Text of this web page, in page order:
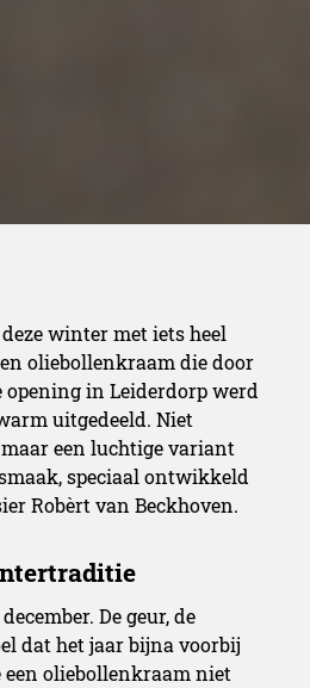
winter met iets heel
oliebollenkraam die door
opening in Leiderdorp werd
uitgedeeld. Niet
een luchtige variant
speciaal ontwikkeld
Robèrt van Beckhoven.
De geur, de
dat het jaar bijna voorbij
een oliebollenkraam niet